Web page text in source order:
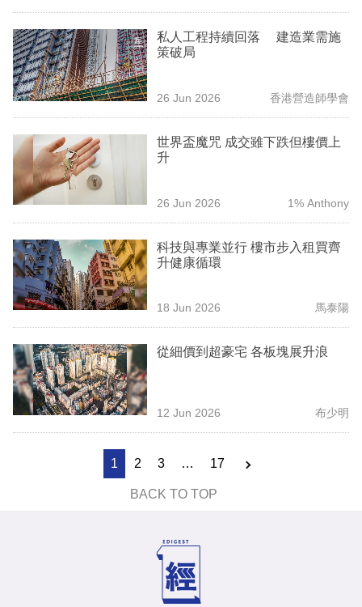
區
私人工程持續回落 建造業需施
策破局
26 Jun 2026 香港營造師學會
世界盃魔咒 成交雖下跌但樓價上
升
26 Jun 2026 1% Anthony
科技與專業並行 樓市步入租買齊
升健康循環
18 Jun 2026 馬泰陽
從細價到超豪宅 各板塊展升浪
12 Jun 2026 布少明
1 2 3 … 17
BACK TO TOP